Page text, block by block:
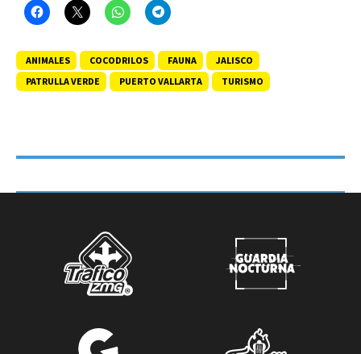
ANIMALES COCODRILOS FAUNA
JALISCO
PATRULLA VERDE
PUERTO VALLARTA TURISMO